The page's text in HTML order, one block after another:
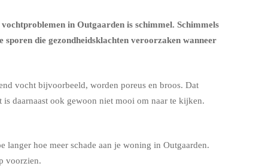
in Outgaarden is schimmel. Schimmels
sporen die gezondheidsklachten veroorzaken wanneer
vocht bijvoorbeeld, worden poreus en broos. Dat
daarnaast ook gewoon niet mooi om naar te kijken.
hoe meer schade aan je woning in Outgaarden.
voorzien.